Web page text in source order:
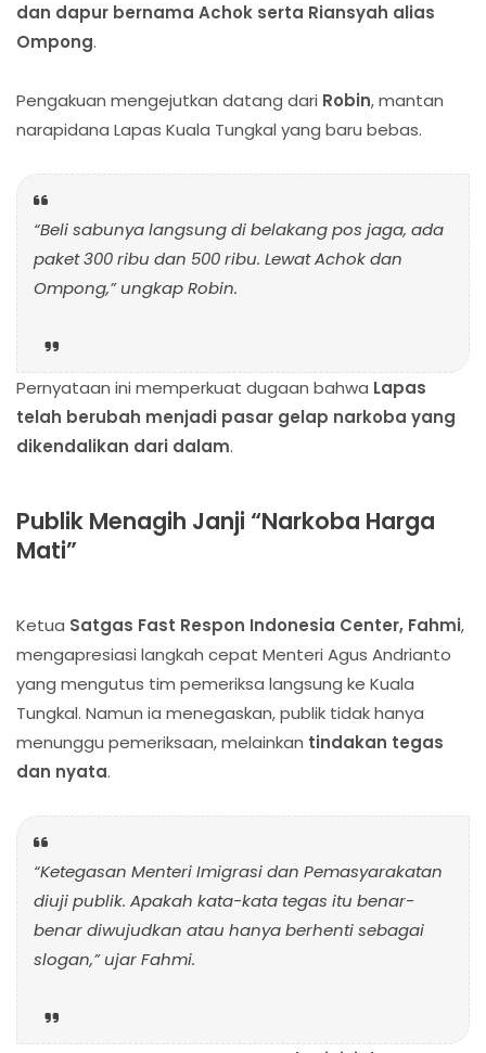
dan dapur bernama Achok serta Riansyah alias
Ompong.
Pengakuan mengejutkan datang dari Robin, mantan
narapidana Lapas Kuala Tungkal yang baru bebas.
“Beli sabunya langsung di belakang pos jaga, ada
paket 300 ribu dan 500 ribu. Lewat Achok dan
Ompong,”ungkap Robin.
Pernyataan ini memperkuat dugaan bahwa Lapas
telah berubah menjadi pasar gelap narkoba yang
dikendalikan dari dalam.
Publik Menagih Janji “Narkoba Harga
Mati”
Ketua Satgas Fast Respon Indonesia Center, Fahmi,
mengapresiasi langkah cepat Menteri Agus Andrianto
yang mengutus tim pemeriksa langsung ke Kuala
Tungkal. Namun ia menegaskan, publik tidak hanya
menunggu pemeriksaan, melainkan tindakan tegas
dan nyata.
“Ketegasan Menteri Imigrasi dan Pemasyarakatan
diuji publik. Apakah kata-kata tegas itu benar-
benar diwujudkan atau hanya berhenti sebagai
slogan,”ujar Fahmi.